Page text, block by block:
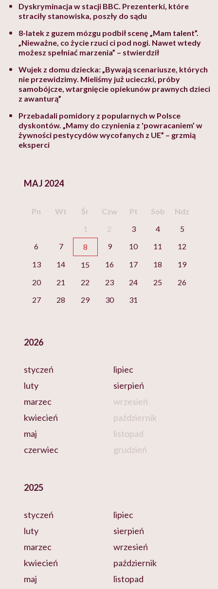
Dyskryminacja w stacji BBC. Prezenterki, które
straciły stanowiska, poszły do sądu
8-latek z guzem mózgu podbił scenę „Mam talent”.
„Nieważne, co życie rzuci ci pod nogi. Nawet wtedy
możesz spełniać marzenia” – stwierdził
Wujek z domu dziecka: „Bywają scenariusze, których
nie przewidzimy. Mieliśmy już ucieczki, próby
samobójcze, wtargnięcie opiekunów prawnych dzieci
z awanturą”
Przebadali pomidory z popularnych w Polsce
dyskontów. „Mamy do czynienia z 'powracaniem’ w
żywności pestycydów wycofanych z UE” – grzmią
eksperci
MAJ 2024
Pn Wt Śr Czw Pt Sob
Ndz
1
2 3 4
5
6
7 8 9 10 11
12
13
14 15 16 17 18
19
20
21 22 23 24 25
26
27
28 29 30 31
2026
styczeń
luty
marzec
kwiecień
maj
czerwiec
lipiec
sierpień
wrzesień
październik
listopad
grudzień
2025
styczeń
luty
marzec
kwiecień
maj
lipiec
sierpień
wrzesień
październik
listopad